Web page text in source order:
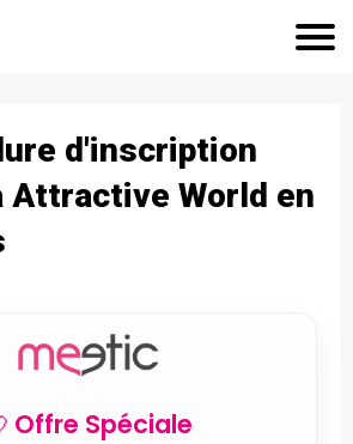
d'inscription
Attractive World en
Offre Spéciale